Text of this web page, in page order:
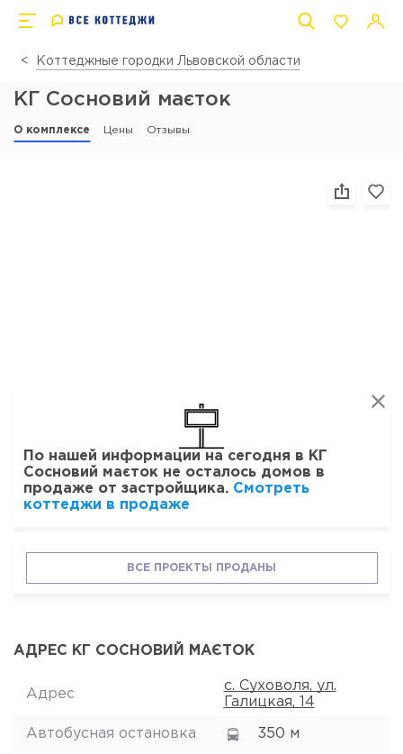
Коттеджные городки Львовской области
КГ Сосновий маєток
О комплексе Цены Отзывы
По нашей информации на сегодня в КГ
Сосновий маєток не осталось домов в
продаже от застройщика. Смотреть
коттеджи в продаже
ВСЕ ПРОЕКТЫ ПРОДАНЫ
АДРЕС КГ СОСНОВИЙ МАЄТОК
Адрес
с. Суховоля, ул.
Галицкая, 14
Автобусная остановка 350 м